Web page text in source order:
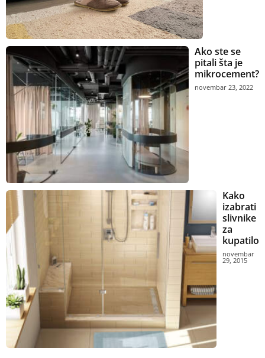
Ako ste se
pitali šta je
mikrocement?
novembar 23, 2022
Kako
izabrati
slivnike
za
kupatilo
novembar
29, 2015